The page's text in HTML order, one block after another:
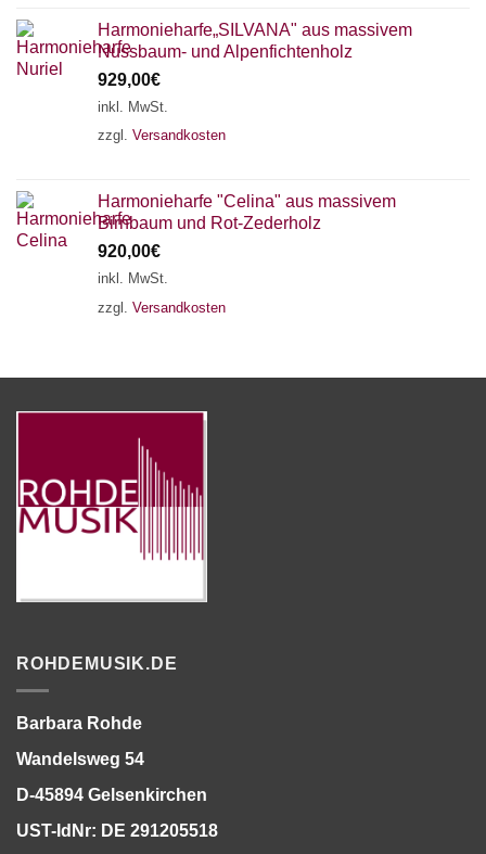
Harmonieharfe„SILVANA" aus massivem
Nussbaum- und Alpenfichtenholz
929,00€
inkl. MwSt.
zzgl. Versandkosten
Harmonieharfe "Celina" aus massivem
Birnbaum und Rot-Zederholz
920,00€
inkl. MwSt.
zzgl. Versandkosten
ROHDEMUSIK.DE
Barbara Rohde
Wandelsweg 54
D-45894 Gelsenkirchen
UST-IdNr: DE 291205518